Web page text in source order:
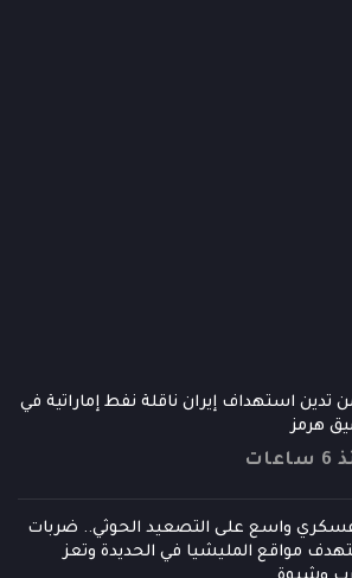
تدين استهداف إيران ناقلة نفط إماراتية في
هرمز
واسع على التصعيد الحوثي.. ضربات
مواقع المليشيا في الحديدة وتعز